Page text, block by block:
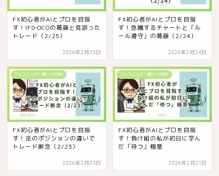
FX初心者がAIとプロを目指
す！IFD‐OCOの葛藤と見誤った
トレード（2/25）
2026年2月25日
FX初心者がAIとプロを目指
す！急騰するチャートと「ル
ール遵守」の葛藤（2/24）
2026年2月24日
ジェミどんと一緒にFX日記
FX初心者がAIとプロを目指
す！足のポジションの違いで
トレード断念（2/23）
2026年2月23日
ジェミどんと一緒にFX日記
FX初心者がAIとプロを目指
す！負け組の私が初日に学ん
だ「待つ」極意
2026年2月21日